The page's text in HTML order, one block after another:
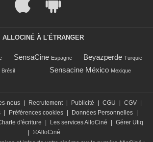
ALLOCINÉ À L'ÉTRANGER
SensaCine Espagne Beyazperde Turquie
Brésil Sensacine México Mexique
nous | Recrutement | Publicité | CGU | CGV |
| Préférences cookies | Données Personnelles |
d'écriture | Les services AlloCiné | Gérer Utiq
| ©AlloCiné